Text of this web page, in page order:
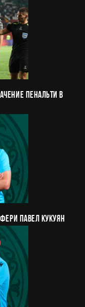
пенальти в
Павел Кукуян